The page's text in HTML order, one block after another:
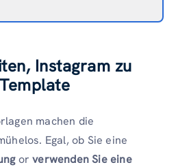
Instagram zu
machen die
Egal, ob Sie eine
orverwenden Sie eine